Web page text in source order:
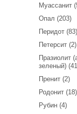
Муассанит
Опал (203)
Перидот (83)
Петерсит (2)
Празиолит
зеленый)
Пренит (2)
Родонит (18)
Рубин (4)